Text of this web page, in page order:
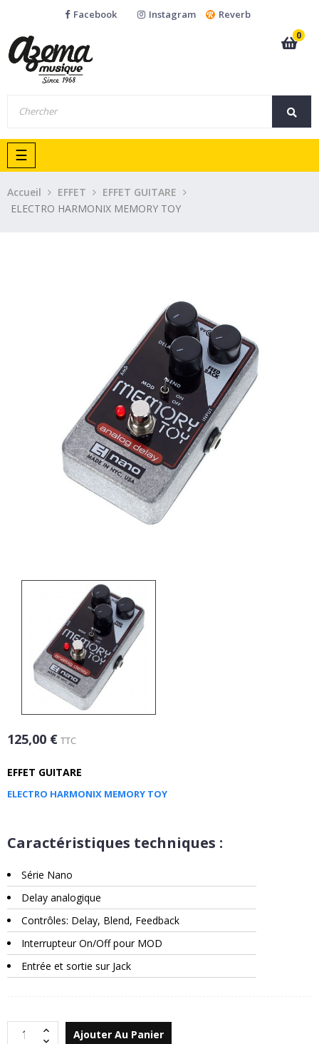
Facebook Instagram
Reverb
0
Basculer
la
navigation
☰
Accueil EFFET
EFFET GUITARE
ELECTRO HARMONIX MEMORY TOY
125,00 € TTC
EFFET GUITARE
ELECTRO HARMONIX MEMORY TOY
Caractéristiques techniques :
Série Nano
Delay analogique
Contrôles: Delay, Blend, Feedback
Interrupteur On/Off pour MOD
Entrée et sortie sur Jack
Ajouter Au Panier